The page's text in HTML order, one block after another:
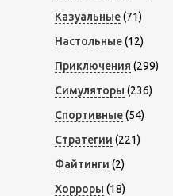
Казуальные(71)
Настольные(12)
Приключения (299)
Симуляторы (236)
Спортивные(54)
Стратегии (221)
Файтинги (2)
Хорроры (18)